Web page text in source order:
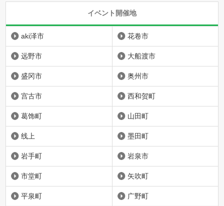
イベント開催地
aki泽市 花卷市
远野市 大船渡市
盛冈市 奥州市
宫古市 西和贺町
葛饰町 山田町
线上 墨田町
岩手町 岩泉市
市堂町 矢吹町
平泉町 广野町